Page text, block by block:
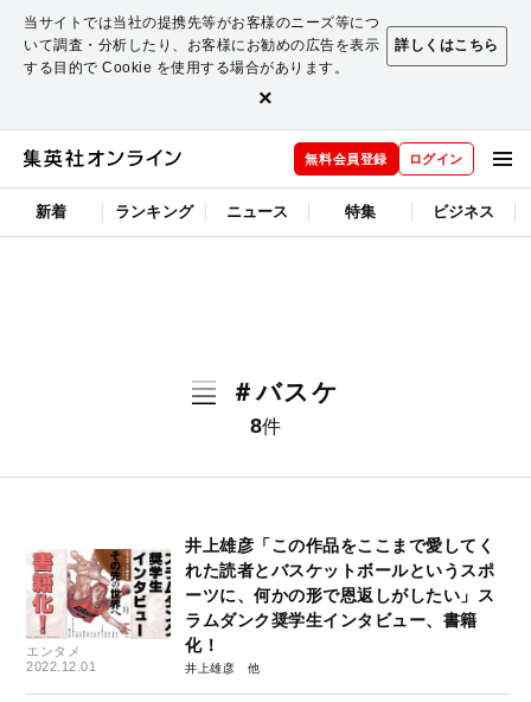
当サイトでは当社の提携先等がお客様のニーズ等につ
いて調査・分析したり、お客様にお勧めの広告を表示
する目的で Cookie を使用する場合があります。
詳しくはこちら
×
無料会員登録 ログイン
新着 ランキング ニュース 特集 ビジネス
＃バスケ
8件
エンタメ
2022.12.01
井上雄彦「この作品をここまで愛してく
れた読者とバスケットボールというスポ
ーツに、何かの形で恩返しがしたい」ス
ラムダンク奨学生インタビュー、書籍
化！
井上雄彦